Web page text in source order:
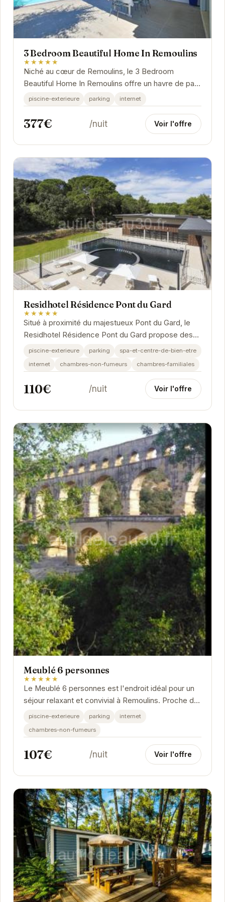
3 Bedroom Beautiful Home In Remoulins
★★★★★
Niché au cœur de Remoulins, le 3 Bedroom
Beautiful Home In Remoulins offre un havre de paix
idéal pour se ressourcer.
piscine-exterieure parking internet
377€ /nuit Voir l'offre
Residhotel Résidence Pont du Gard
★★★★★
Situé à proximité du majestueux Pont du Gard, le
Residhotel Résidence Pont du Gard propose des
appartements spacieux et tout équipés pour un...
piscine-exterieure parking
spa-et-centre-de-bien-etre
internet
chambres-non-fumeurs chambres-familiales
110€ /nuit Voir l'offre
Meublé 6 personnes
★★★★★
Le Meublé 6 personnes est l'endroit idéal pour un
séjour relaxant et convivial à Remoulins. Proche du
Pont du Gard et d'autres sites touristiques...
piscine-exterieure parking
internet
chambres-non-fumeurs
107€ /nuit Voir l'offre